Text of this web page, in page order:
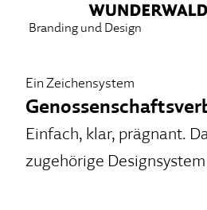
Branding und Design
Ein Zeichensystem
Einfach, klar, prägnant.
zugehörige